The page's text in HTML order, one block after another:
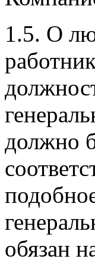
1.5. О
должно
обязан